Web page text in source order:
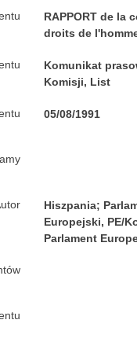
RAPPORT de la
droits de
Komunikat
Komisji, List
05/08/1991
Hiszpania;
Europejski, PE/
Parlament